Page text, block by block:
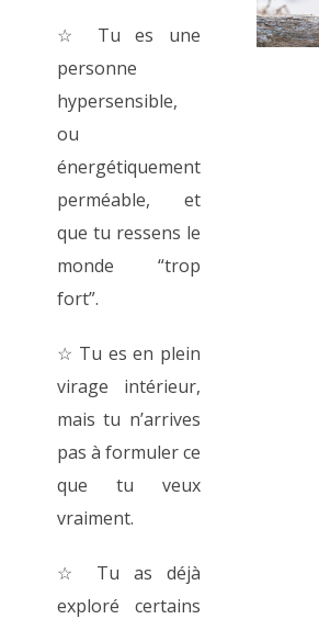
☆ Tu es une
personne
hypersensible,
ou
énergétiquement
perméable, et
que tu ressens le
monde “trop
fort”.
☆ Tu es en plein
virage intérieur,
mais tu n’arrives
pas à formuler ce
que tu veux
vraiment.
☆ Tu as déjà
exploré certains